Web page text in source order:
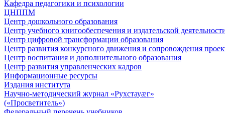
Кафедра педагогики и психологии
ЦНППМ
Центр дошкольного образования
Центр учебного книгообеспечения и издательской
Центр цифровой трансформации образования
Центр развития конкурсного движения и сопровождения
Центр воспитания и дополнительного образования
Центр развития управленческих кадров
Информационные ресурсы
Издания института
Научно-методический журнал «Рухстауæг»
(«Просветитель»)